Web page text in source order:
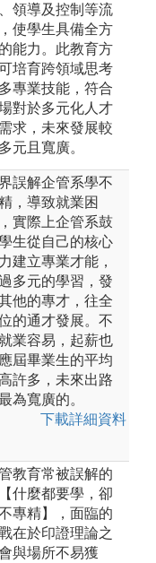
領導及控制等流
使學生具備全方
能力。此教育方
培育跨領域思考
專業技能，符合
對於多元化人才
求，未來發展較
元且寬廣。
誤解企管系學不
，導致就業困
實際上企管系鼓
生從自己的核心
建立專業才能，
多元的學習，發
他的專才，往全
的通才發展。不
業容易，起薪也
屆畢業生的平均
許多，未來出路
為寬廣的。
下載詳細資料
教育常被誤解的
什麼都要學，卻
專精】，面臨的
在於印證理論之
與場所不易獲